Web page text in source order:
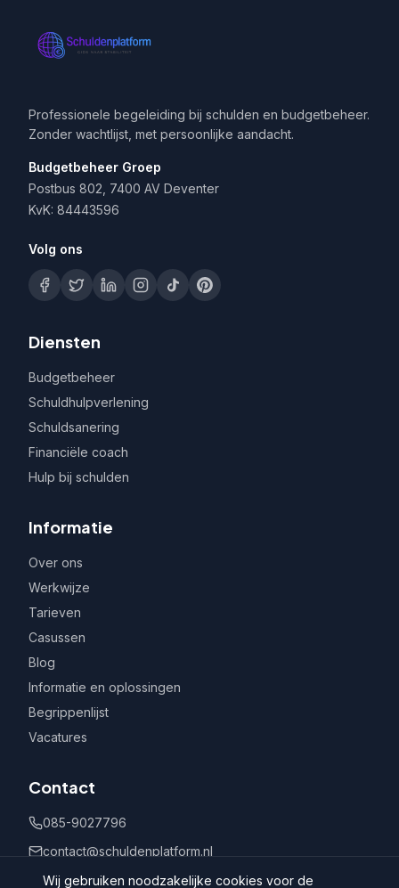
Professionele begeleiding bij schulden en budgetbeheer.
Zonder wachtlijst, met persoonlijke aandacht.
Budgetbeheer Groep
Postbus 802, 7400 AV Deventer
KvK: 84443596
Volg ons
Diensten
Budgetbeheer
Schuldhulpverlening
Schuldsanering
Financiële coach
Hulp bij schulden
Informatie
Over ons
Werkwijze
Tarieven
Casussen
Blog
Informatie en oplossingen
Begrippenlijst
Vacatures
Contact
085-9027796
contact@schuldenplatform.nl
Postbus 802, 7400 AV Deventer
Wij gebruiken noodzakelijke cookies voor de